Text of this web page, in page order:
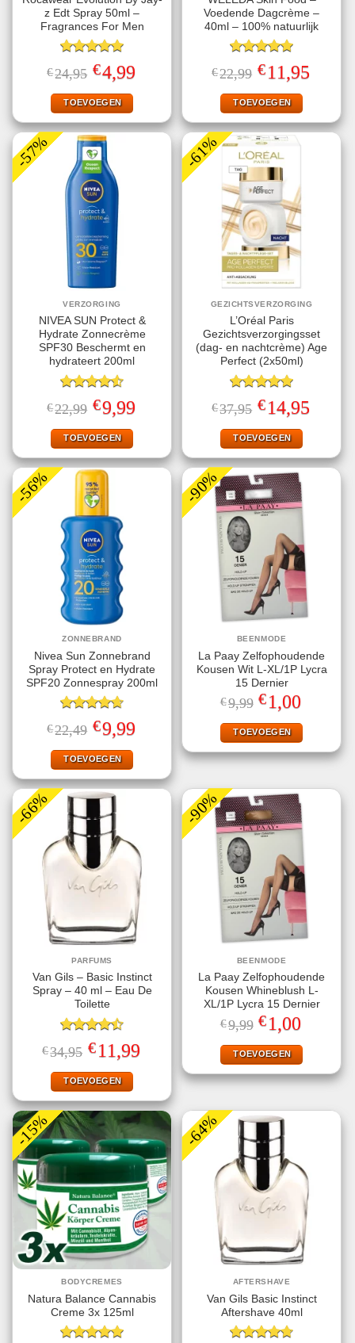
z Edt Spray 50ml –
Fragrances For Men
Gewaardeerd
5.00uit 5
€24,95 Oorspronkelijke
prijs
was:
€24,95.
€4,99Huidige
prijs
TOEVOEGEN
Voedende Dagcrème –
40ml – 100% natuurlijk
Gewaardeerd
5.00uit 5
€22,99 Oorspronkelijke
prijs
was:
€22,99.
€11,95prijs
TOEVOEGEN
-57%
VERZORGING
NIVEA SUN Protect &
Hydrate Zonnecrème
SPF30 Beschermt en
hydrateert 200ml
Gewaardeerd
4.56uit 5
€22,99 Oorspronkelijke
prijs
was:
€22,99.
€9,99Huidige
prijs
TOEVOEGEN
-61%
GEZICHTSVERZORGING
L’Oréal Paris
Gezichtsverzorgingsset
(dag- en nachtcrème) Age
Perfect (2x50ml)
Gewaardeerd
5.00uit 5
€37,95 Oorspronkelijke
prijs
was:
€37,95.
€14,95prijs
TOEVOEGEN
-56%
ZONNEBRAND
Nivea Sun Zonnebrand
Spray Protect en Hydrate
SPF20 Zonnespray 200ml
Gewaardeerd
4.67uit 5
€22,49 Oorspronkelijke
prijs
was:
€22,49.
€9,99Huidige
prijs
TOEVOEGEN
-90%
BEENMODE
La Paay Zelfophoudende
Kousen Wit L-XL/1P Lycra
15 Dernier
€9,99 Oorspronkelijke
prijs
was:
€9,99.
€1,00
is:
€1,00.
TOEVOEGEN
-66%
PARFUMS
Van Gils – Basic Instinct
Spray – 40 ml – Eau De
Toilette
Gewaardeerd
4.50uit 5
€34,95 Oorspronkelijke
prijs
was:
€34,95.
€11,99Huidige
prijs
TOEVOEGEN
-90%
BEENMODE
La Paay Zelfophoudende
Kousen Whineblush L-
XL/1P Lycra 15 Dernier
€9,99 Oorspronkelijke
prijs
was:
€9,99.
€1,00
is:
€1,00.
TOEVOEGEN
-15%
BODYCREMES
Natura Balance Cannabis
Creme 3x 125ml
-64%
AFTERSHAVE
Van Gils Basic Instinct
Aftershave 40ml